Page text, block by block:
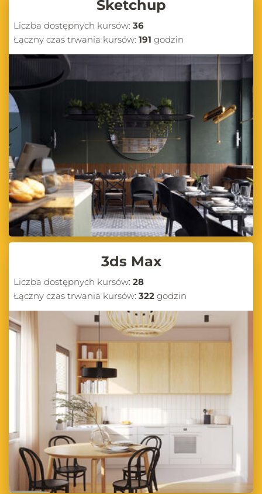
Sketchup
Liczba dostępnych kursów: 36
Łączny czas trwania kursów: 191 godzin
3ds Max
Liczba dostępnych kursów: 28
Łączny czas trwania kursów: 322 godzin